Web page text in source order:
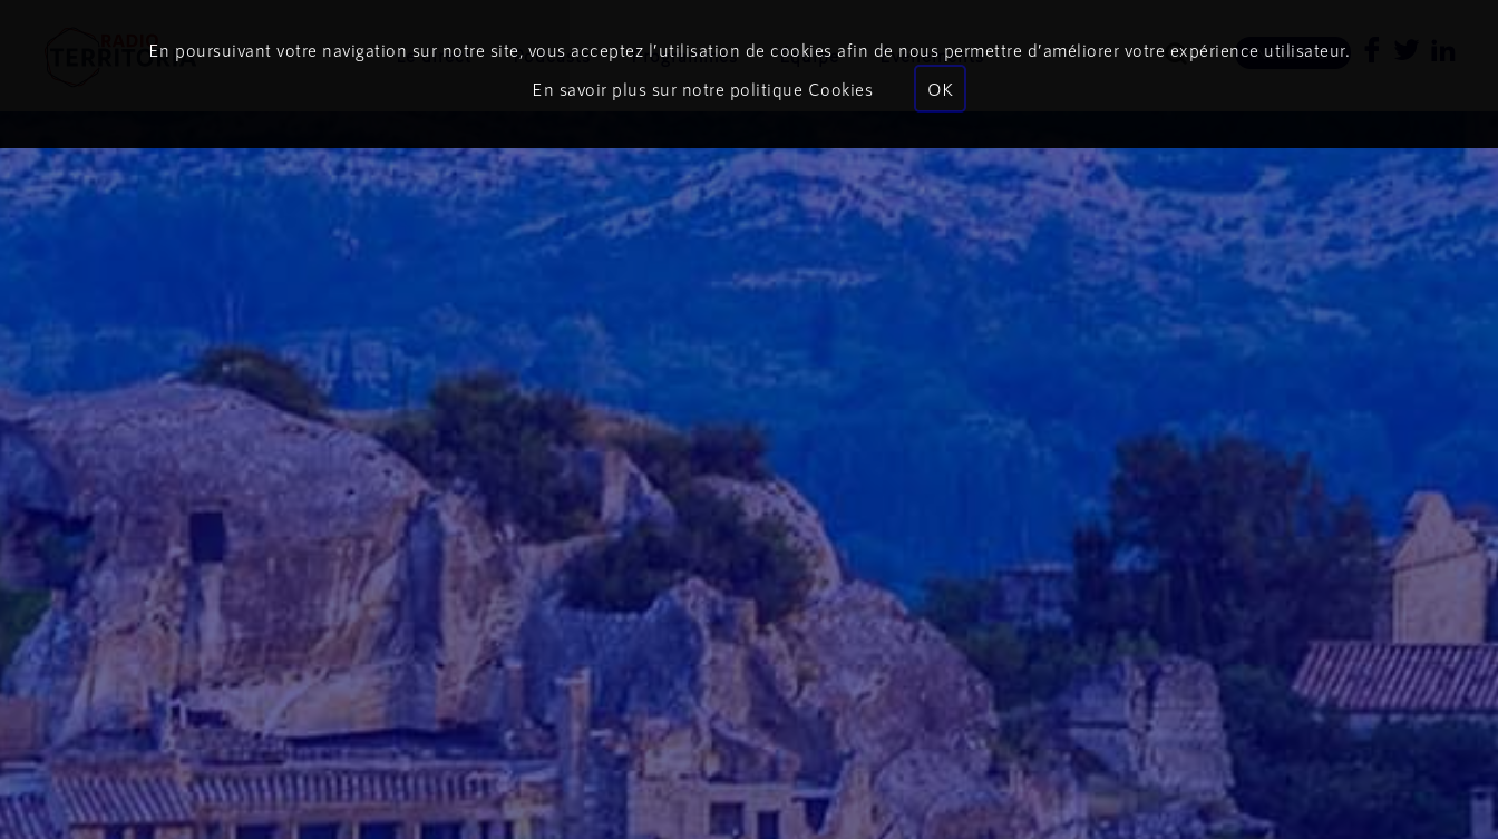
Newsletter
Le direct Podcasts Programmes Équipe Événements
En poursuivant votre navigation sur notre site, vous acceptez l’utilisation de cookies afin de nous permettre d’améliorer votre expérience utilisateur.
En savoir plus sur notre politique Cookies
OK